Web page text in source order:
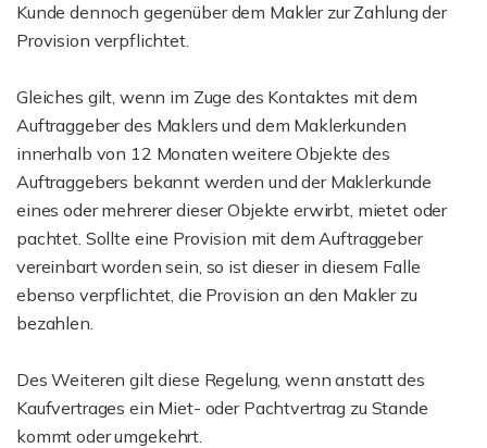
Kunde dennoch gegenüber dem Makler zur Zahlung der
Provision verpflichtet.
Gleiches gilt, wenn im Zuge des Kontaktes mit dem
Auftraggeber des Maklers und dem Maklerkunden
innerhalb von 12 Monaten weitere Objekte des
Auftraggebers bekannt werden und der Maklerkunde
eines oder mehrerer dieser Objekte erwirbt, mietet oder
pachtet. Sollte eine Provision mit dem Auftraggeber
vereinbart worden sein, so ist dieser in diesem Falle
ebenso verpflichtet, die Provision an den Makler zu
bezahlen.
Des Weiteren gilt diese Regelung, wenn anstatt des
Kaufvertrages ein Miet- oder Pachtvertrag zu Stande
kommt oder umgekehrt.